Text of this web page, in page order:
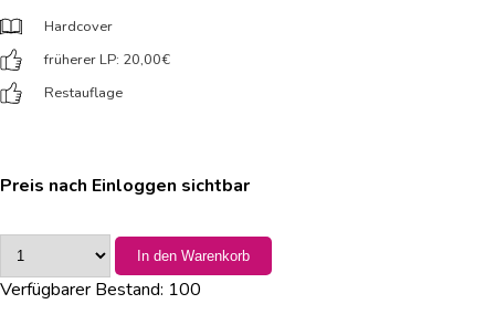
Hardcover
früherer LP: 20,00€
Restauflage
Preis nach Einloggen sichtbar
In den Warenkorb
Verfügbarer Bestand: 100